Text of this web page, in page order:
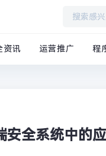
资讯 运营推广 程
全系统中的